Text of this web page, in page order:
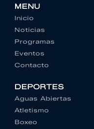
MENU
Inicio
Noticias
Programas
Eventos
Contacto
DEPORTES
Aguas Abiertas
Atletismo
Boxeo